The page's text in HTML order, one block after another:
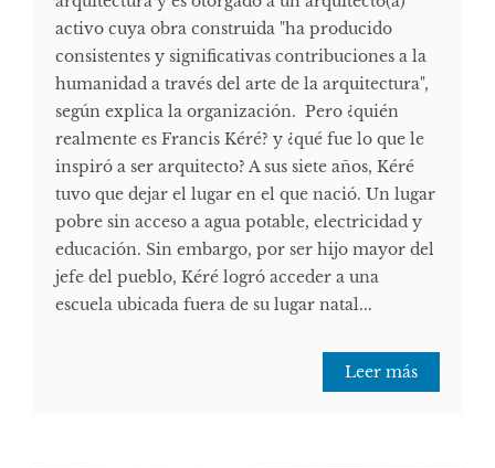
activo cuya obra construida "ha producido
consistentes y significativas contribuciones a la
humanidad a través del arte de la arquitectura",
según explica la organización. Pero ¿quién
realmente es Francis Kéré? y ¿qué fue lo que le
inspiró a ser arquitecto? A sus siete años, Kéré
tuvo que dejar el lugar en el que nació. Un lugar
pobre sin acceso a agua potable, electricidad y
educación. Sin embargo, por ser hijo mayor del
jefe del pueblo, Kéré logró acceder a una
escuela ubicada fuera de su lugar natal...
Leer más